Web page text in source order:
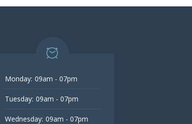
Monday: 09am - 07pm
Tuesday: 09am - 07pm
Wednesday: 09am - 07pm